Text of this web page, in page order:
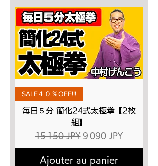
SALE４０％OFF!!!
毎日５分 簡化24式太極拳【2枚
組】
Prix original
15 150 JPY Prix promotionnel
9 090 JPY
Ajouter au panier